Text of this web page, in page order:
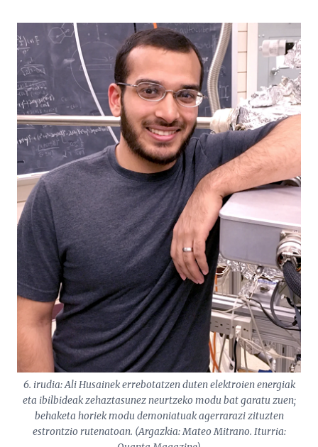
6. irudia: Ali Husainek errebotatzen duten elektroien energiak
eta ibilbideak zehaztasunez neurtzeko modu bat garatu zuen;
behaketa horiek modu demoniatuak agerrarazi zituzten
estrontzio rutenatoan. (Argazkia: Mateo Mitrano. Iturria: